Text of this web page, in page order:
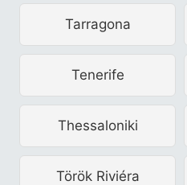
Tarragona
Tenerife
Thessaloniki
Török Riviéra